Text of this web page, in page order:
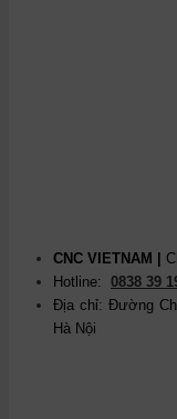
CNC VIETNAM
Hotline: 0838 39
Địa chỉ: Đường
Hà Nội